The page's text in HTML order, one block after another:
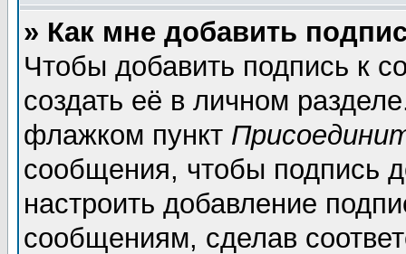
» Как мне добавить
Чтобы добавить подпись к
создать её в личном
флажком пункт
сообщения, чтобы подпись
настроить добавление
сообщениям, сделав